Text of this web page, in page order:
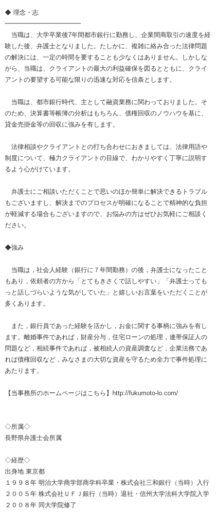
◆ 理念・志
━━━━━━━━━━━━
当職は、大学卒業後7年間都市銀行に勤務し、企業間商取引の速度を経
験した後、弁護士となりました。たしかに、複雑に絡み合った法律問題
の解決には、一定の時間を要することも少なくはありません。しかしな
がら、当職は、クライアントの最大の利益確保を図るとともに、クライ
アントの要望する可能な限りの迅速な対応を信条とします。
当職は、都市銀行時代、主として融資業務に関わっておりました。そ
のため、決算書等帳簿の分析はもちろん、債権回収のノウハウを基に、
貸金売掛金等の回収に強みを有します。
法律相談やクライアントとの打ち合わせにおきましては、法律用語や
制度について、極力クライアントの目線で、わかりやすく丁寧に説明す
るよう心がけています。
弁護士にご相談いただくことで思いのほか簡単に解決できるトラブル
もございますし、解決までのプロセスが明確になることで精神的な負担
が軽減する場合もございますので、お悩みの方はぜひお気軽にご相談く
ださい。
◆強み
当職は，社会人経験（銀行に７年間勤務）の後，弁護士になったこと
もあり，依頼者の方から「とてもきさくで話しやすい」「弁護士っても
っと話しづらいような気がしていた」と嬉しいお言葉をいただくことが
多くあります。
また，銀行員であった経験を活かし，お金に関する事柄に強みを有し
ます。離婚事件であれば，財産分与，住宅ローンの処理，連帯保証人の
問題など，相続事件であれば，被相続人の資産調査など，企業法務であ
れば債権回収など，みなさまの大切な資産を守るため全力で事件処理に
あたります。
【当事務所のホームページはこちら】http://fukumoto-lo.com/
◇所属◇
長野県弁護士会所属
◇経歴◇
出身地 東京都
１９９８年 明治大学商学部商学科卒業・株式会社三和銀行（当時）入行
２００５年 株式会社ＵＦＪ銀行（当時）退社・信州大学法科大学院入学
２００８年 同大学院修了